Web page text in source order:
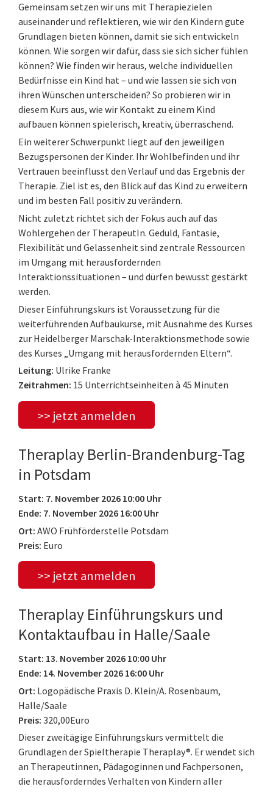
Gemeinsam setzen wir uns mit Therapiezielen
auseinander und reflektieren, wie wir den Kindern gute
Grundlagen bieten können, damit sie sich entwickeln
können. Wie sorgen wir dafür, dass sie sich sicher fühlen
können? Wie finden wir heraus, welche individuellen
Bedürfnisse ein Kind hat – und wie lassen sie sich von
ihren Wünschen unterscheiden? So probieren wir in
diesem Kurs aus, wie wir Kontakt zu einem Kind
aufbauen können spielerisch, kreativ, überraschend.
Ein weiterer Schwerpunkt liegt auf den jeweiligen
Bezugspersonen der Kinder. Ihr Wohlbefinden und ihr
Vertrauen beeinflusst den Verlauf und das Ergebnis der
Therapie. Ziel ist es, den Blick auf das Kind zu erweitern
und im besten Fall positiv zu verändern.
Nicht zuletzt richtet sich der Fokus auch auf das
Wohlergehen der TherapeutIn. Geduld, Fantasie,
Flexibilität und Gelassenheit sind zentrale Ressourcen
im Umgang mit herausfordernden
Interaktionssituationen – und dürfen bewusst gestärkt
werden.
Dieser Einführungskurs ist Voraussetzung für die
weiterführenden Aufbaukurse, mit Ausnahme des Kurses
zur Heidelberger Marschak-Interaktionsmethode sowie
des Kurses „Umgang mit herausfordernden Eltern“.
Leitung: Ulrike Franke
Zeitrahmen: 15 Unterrichtseinheiten à 45 Minuten
>> jetzt anmelden
Theraplay Berlin-Brandenburg-Tag
in Potsdam
Start: 7. November 2026 10:00 Uhr
Ende: 7. November 2026 16:00 Uhr
Ort: AWO Frühförderstelle Potsdam
Preis: Euro
>> jetzt anmelden
Theraplay Einführungskurs und
Kontaktaufbau in Halle/Saale
Start: 13. November 2026 10:00 Uhr
Ende: 14. November 2026 16:00 Uhr
Ort: Logopädische Praxis D. Klein/A. Rosenbaum,
Halle/Saale
Preis: 320,00Euro
Dieser zweitägige Einführungskurs vermittelt die
Grundlagen der Spieltherapie Theraplay®. Er wendet sich
an Therapeutinnen, Pädagoginnen und Fachpersonen,
die herausforderndes Verhalten von Kindern aller